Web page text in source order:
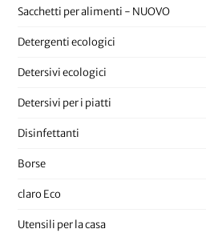
Sacchetti per alimenti - NUOVO
Detergenti ecologici
Detersivi ecologici
Detersivi per i piatti
Disinfettanti
Borse
claro Eco
Utensili per la casa